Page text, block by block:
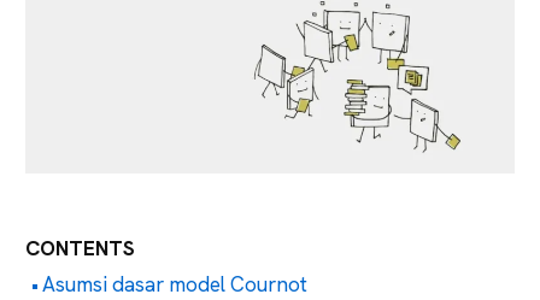
CONTENTS
Asumsi dasar model Cournot